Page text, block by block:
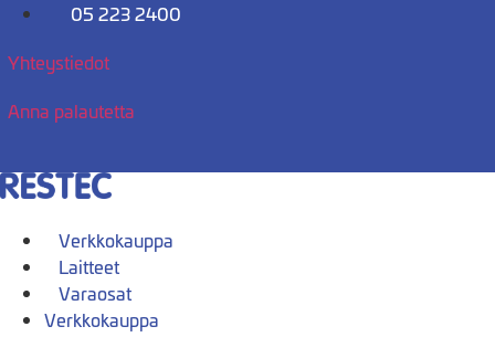
Mene
05 223 2400
Yhteystiedot
Anna palautetta
Verkkokauppa
Laitteet
Varaosat
Verkkokauppa